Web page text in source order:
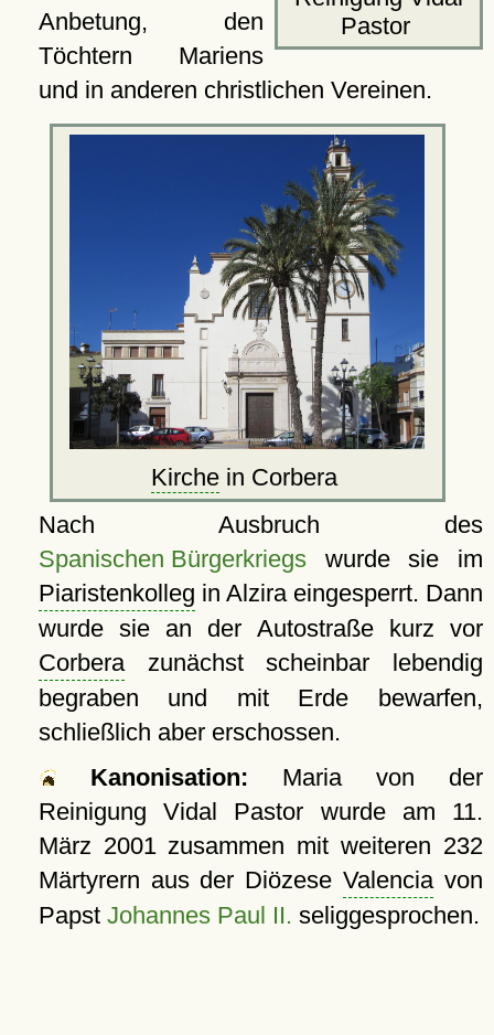
Pastor
Anbetung, den
Töchtern Mariens
und in anderen christlichen Vereinen.
Kirchein Corbera
Nach Ausbruch des
Spanischen Bürgerkriegswurde sie im
Piaristenkolleg in Alzira eingesperrt. Dann
wurde sie an der Autostraße kurz vor
Corberazunächst scheinbar lebendig
begraben und mit Erde bewarfen,
schließlich aber erschossen.
Kanonisation: Maria von der
Reinigung Vidal Pastor wurde am 11.
März 2001zusammen mit weiteren 232
Märtyrern aus der DiözeseValenciavon
Papst Johannes Paul II. seliggesprochen.